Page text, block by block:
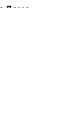
Доме